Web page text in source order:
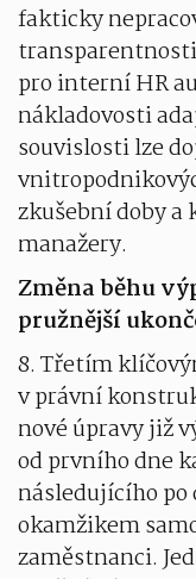
fakticky
pro interní HR
nákladovosti
souvislosti lze
zkušební doby
manažery.
Změna běhu
pružnější
8. Třetím
v právní
nové úpravy již
od prvního dne
následujícího
okamžikem
zaměstnanci.